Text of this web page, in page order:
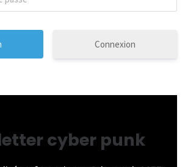
Connexion
cyber punk